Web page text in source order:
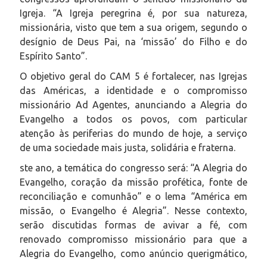
Igreja. “A Igreja peregrina é, por sua natureza,
missionária, visto que tem a sua origem, segundo o
desígnio de Deus Pai, na ‘missão’ do Filho e do
Espírito Santo”.
O objetivo geral do CAM 5 é fortalecer, nas Igrejas
das Américas, a identidade e o compromisso
missionário Ad Agentes, anunciando a Alegria do
Evangelho a todos os povos, com particular
atenção às periferias do mundo de hoje, a serviço
de uma sociedade mais justa, solidária e fraterna.
ste ano, a temática do congresso será: “A Alegria do
Evangelho, coração da missão profética, fonte de
reconciliação e comunhão” e o lema “América em
missão, o Evangelho é Alegria”. Nesse contexto,
serão discutidas formas de avivar a fé, com
renovado compromisso missionário para que a
Alegria do Evangelho, como anúncio querigmático,